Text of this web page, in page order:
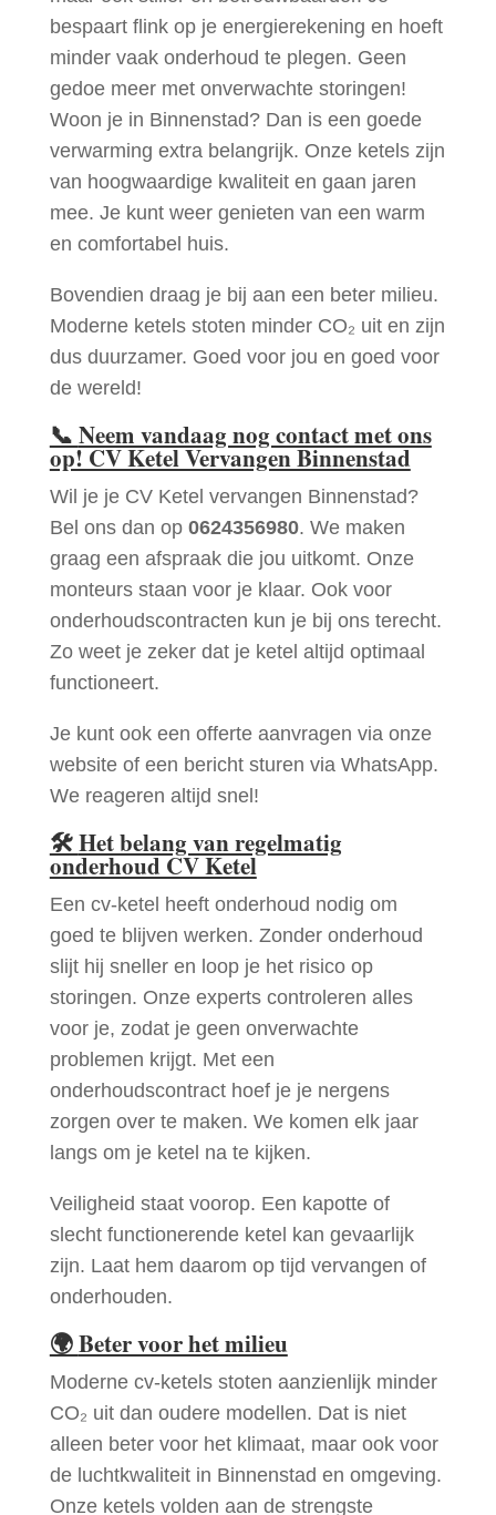
bespaart flink op je energierekening en hoeft
minder vaak onderhoud te plegen. Geen
gedoe meer met onverwachte storingen!
Woon je in Binnenstad? Dan is een goede
verwarming extra belangrijk. Onze ketels zijn
van hoogwaardige kwaliteit en gaan jaren
mee. Je kunt weer genieten van een warm
en comfortabel huis.
Bovendien draag je bij aan een beter milieu.
Moderne ketels stoten minder CO₂ uit en zijn
dus duurzamer. Goed voor jou en goed voor
de wereld!
📞 Neem vandaag nog contact met ons
op! CV Ketel Vervangen Binnenstad
Wil je je CV Ketel vervangen Binnenstad?
Bel ons dan op 0624356980. We maken
graag een afspraak die jou uitkomt. Onze
monteurs staan voor je klaar. Ook voor
onderhoudscontracten kun je bij ons terecht.
Zo weet je zeker dat je ketel altijd optimaal
functioneert.
Je kunt ook een offerte aanvragen via onze
website of een bericht sturen via WhatsApp.
We reageren altijd snel!
🛠Het belang van regelmatig
onderhoud CV Ketel
Een cv-ketel heeft onderhoud nodig om
goed te blijven werken. Zonder onderhoud
slijt hij sneller en loop je het risico op
storingen. Onze experts controleren alles
voor je, zodat je geen onverwachte
problemen krijgt. Met een
onderhoudscontract hoef je je nergens
zorgen over te maken. We komen elk jaar
langs om je ketel na te kijken.
Veiligheid staat voorop. Een kapotte of
slecht functionerende ketel kan gevaarlijk
zijn. Laat hem daarom op tijd vervangen of
onderhouden.
🌍Beter voor het milieu
Moderne cv-ketels stoten aanzienlijk minder
CO₂ uit dan oudere modellen. Dat is niet
alleen beter voor het klimaat, maar ook voor
de luchtkwaliteit in Binnenstad en omgeving.
Onze ketels volden aan de strengste